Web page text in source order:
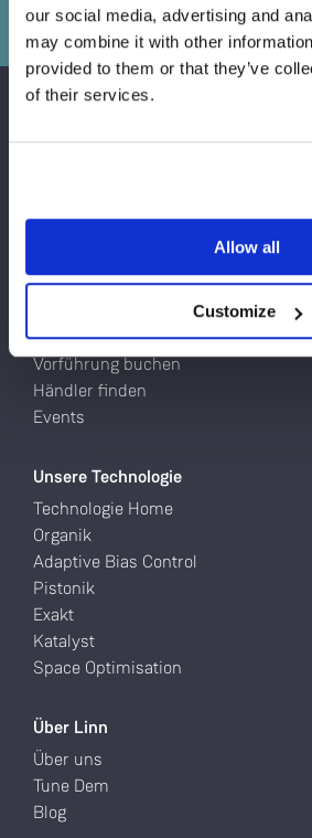
our social media, advertising and
may combine it with other
provided to them or that they’ve
of their services.
Allow all
Customize
Nein
Lautsprecher
Komplette Hifi-Systeme
Linn ausprobieren
Vorführung buchen
Händler finden
Events
Unsere Technologie
Technologie Home
Organik
Adaptive Bias Control
Pistonik
Exakt
Katalyst
Space Optimisation
Über Linn
Über uns
Tune Dem
Blog